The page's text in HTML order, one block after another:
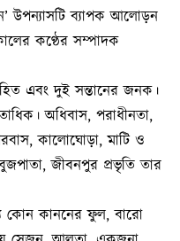
উপন্যাসটি ব্যাপক আলোড়ন
কণ্ঠের সম্পাদক
এবং দুই সন্তানের জনক।
অধিবাস, পরাধীনতা,
কালোঘোড়া, মাটি ও
জীবনপুর প্রভৃতি তার
কোন কাননের ফুল, বারো